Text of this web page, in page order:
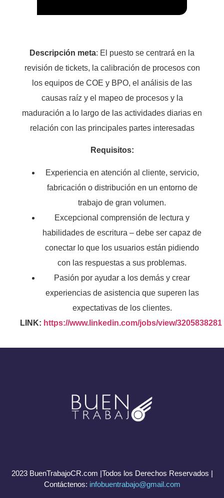
Descripción meta: El puesto se centrará en la
revisión de tickets, la calibración de procesos con
los equipos de COE y BPO, el análisis de las
causas raíz y el mapeo de procesos y la
maduración a lo largo de las actividades diarias en
relación con las principales partes interesadas
Requisitos:
Experiencia en atención al cliente, servicio,
fabricación o distribución en un entorno de
trabajo de gran volumen.
Excepcional comprensión de lectura y
habilidades de escritura – debe ser capaz de
conectar lo que los usuarios están pidiendo
con las respuestas a sus problemas.
Pasión por ayudar a los demás y crear
experiencias de asistencia que superen las
expectativas de los clientes.
LINK: https://www.linkedin.com/jobs/view/3205838281
2023 BuenTrabajoCR.com |Todos los Derechos Reservados |
Contáctenos: infobuentrabajo@gmail.com